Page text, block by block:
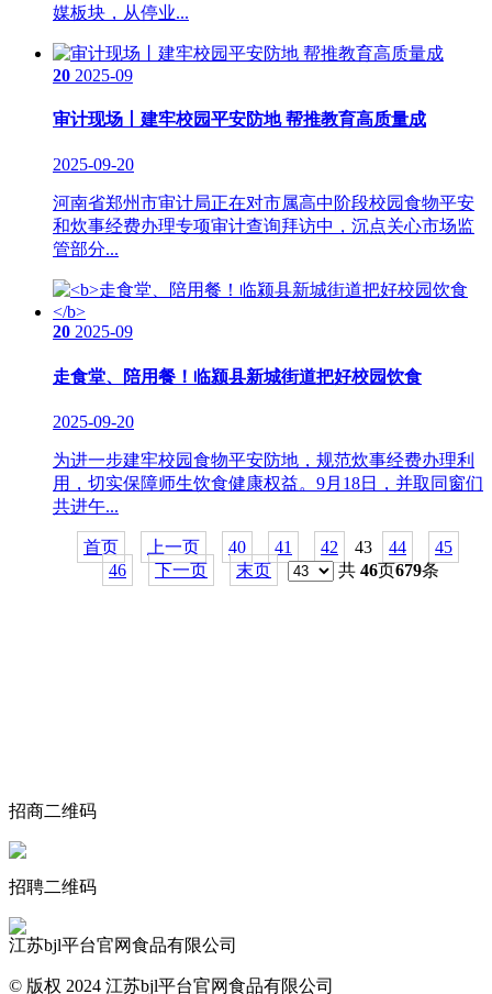
媒板块，从停业...
20 2025-09
审计现场丨建牢校园平安防地 帮推教育高质量成
2025-09-20
河南省郑州市审计局正在对市属高中阶段校园食物平安
和炊事经费办理专项审计查询拜访中，沉点关心市场监
管部分...
20 2025-09
走食堂、陪用餐！临颍县新城街道把好校园饮食
2025-09-20
为进一步建牢校园食物平安防地，规范炊事经费办理利
用，切实保障师生饮食健康权益。9月18日，并取同窗们
共进午...
首页 上一页 40 41 42 43 44
45
46
下一页 末页 共 46页679条
招商二维码
招聘二维码
江苏bjl平台官网食品有限公司
© 版权 2024 江苏bjl平台官网食品有限公司